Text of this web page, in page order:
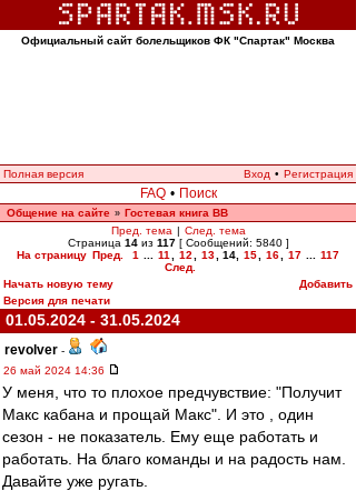
Официальный сайт болельщиков ФК "Спартак" Москва
Полная версия Вход • Регистрация
FAQ • Поиск
Общение на сайте » Гостевая книга ВВ
Пред. тема | След. тема
Страница 14из 117[ Сообщений: 5840 ]
На страницу Пред. 1 11 12 13 14 15 16 17
117
След.
Начать новую тему
Добавить
Версия для печати
01.05.2024 - 31.05.2024
revolver -
26 май 2024 14:36
У меня, что то плохое предчувствие: "Получит
Макс кабана и прощай Макс". И это , один
сезон - не показатель. Ему еще работать и
работать. На благо команды и на радость нам.
Давайте уже ругать.